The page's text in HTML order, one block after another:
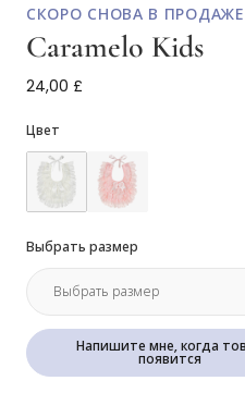
СКОРО СНОВА В ПРОДАЖЕ
Caramelo Kids
Кремовый кружевной
24,00 £
Цвет
Выбрать размер
Напишите мне, когда
появится